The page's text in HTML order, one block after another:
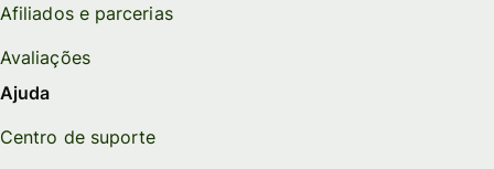
Afiliados e parcerias
Avaliações
Ajuda
Centro de suporte